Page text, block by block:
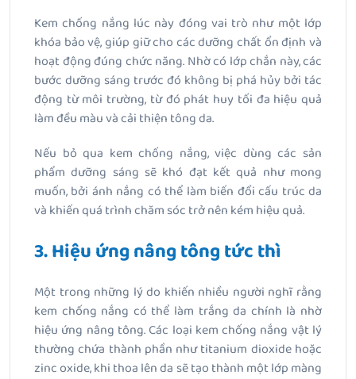
Kem chống nắng lúc này đóng vai trò như một lớp
khóa bảo vệ, giúp giữ cho các dưỡng chất ổn định và
hoạt động đúng chức năng. Nhờ có lớp chắn này, các
bước dưỡng sáng trước đó không bị phá hủy bởi tác
động từ môi trường, từ đó phát huy tối đa hiệu quả
làm đều màu và cải thiện tông da.
Nếu bỏ qua kem chống nắng, việc dùng các sản
phẩm dưỡng sáng sẽ khó đạt kết quả như mong
muốn, bởi ánh nắng có thể làm biến đổi cấu trúc da
và khiến quá trình chăm sóc trở nên kém hiệu quả.
3. Hiệu ứng nâng tông tức thì
Một trong những lý do khiến nhiều người nghĩ rằng
kem chống nắng có thể làm trắng da chính là nhờ
hiệu ứng nâng tông. Các loại kem chống nắng vật lý
thường chứa thành phần như titanium dioxide hoặc
zinc oxide, khi thoa lên da sẽ tạo thành một lớp màng